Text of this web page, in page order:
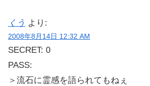
くう より:
2008年8月14日 12:32 AM
SECRET: 0
PASS:
＞流石に霊感を語られてもねぇ